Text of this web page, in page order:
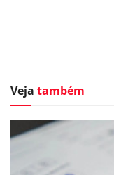
Veja também